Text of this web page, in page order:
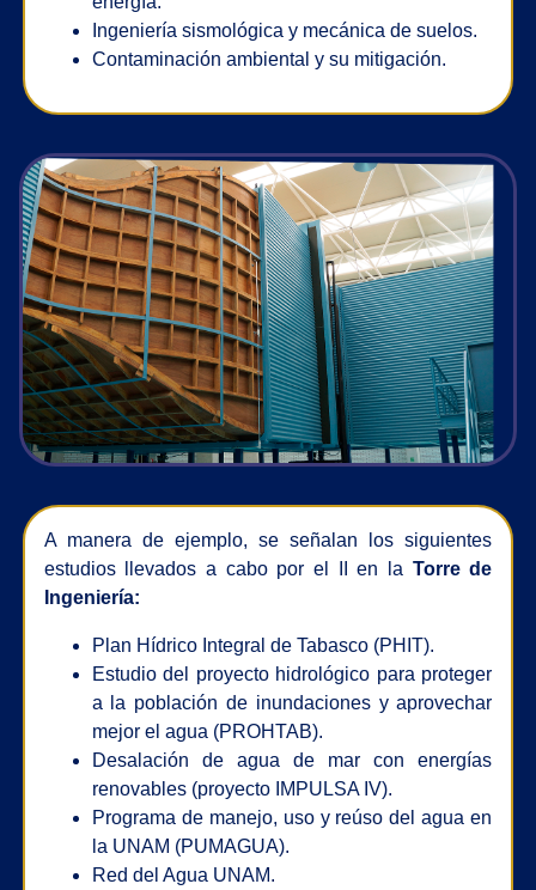
Ingeniería sismológica y mecánica de suelos.
Contaminación ambiental y su mitigación.
A manera de ejemplo, se señalan los siguientes
estudios llevados a cabo por el II en la Torre de
Ingeniería:
Plan Hídrico Integral de Tabasco (PHIT).
Estudio del proyecto hidrológico para proteger
a la población de inundaciones y aprovechar
mejor el agua (PROHTAB).
Desalación de agua de mar con energías
renovables (proyecto IMPULSA IV).
Programa de manejo, uso y reúso del agua en
la UNAM (PUMAGUA).
Red del Agua UNAM.